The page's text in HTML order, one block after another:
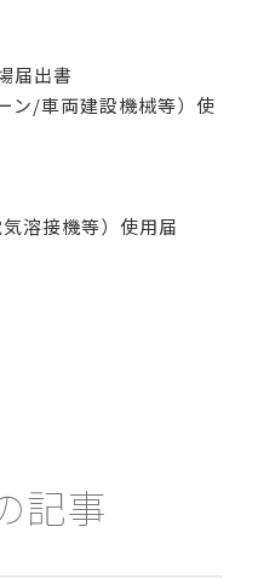
届出書
ン/車両建設機械等）使
溶接機等）使用届
記事